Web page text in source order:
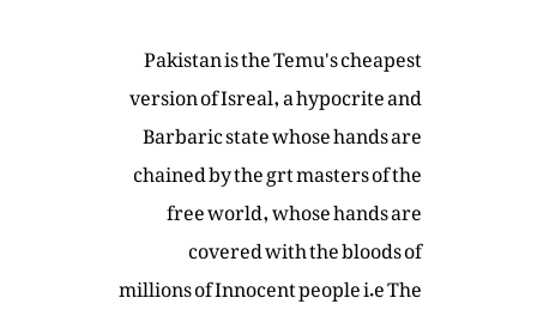
Pakistan is the Temu's cheapest
version of Isreal, a hypocrite and
Barbaric state whose hands are
chained by the grt masters of the
free world, whose hands are
covered with the bloods of
millions of Innocent people i.e The